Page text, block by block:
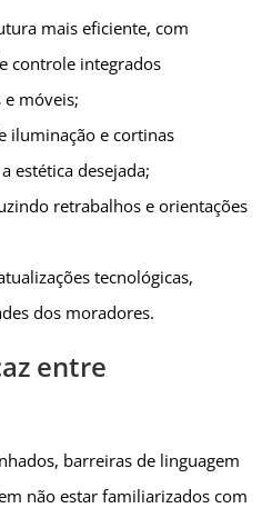
mais eficiente, com
controle integrados
móveis;
iluminação e cortinas
estética desejada;
retrabalhos e orientações
tecnológicas,
dos moradores.
entre
barreiras de linguagem
não estar familiarizados com